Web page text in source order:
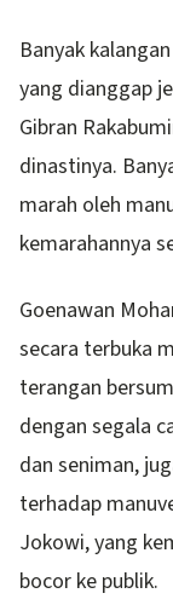
Banyak
yang dianggap
Gibran
dinastinya.
marah oleh
kemarahannya
Goenawan
secara terbuka
terangan
dengan segala
dan seniman,
terhadap
Jokowi, yang
bocor ke publik.